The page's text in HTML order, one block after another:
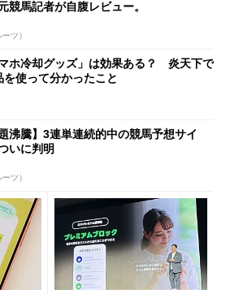
競馬記者が自腹レビュー。
ツ）
マホ冷却グッズ」は効果ある？ 炎天下で
を使って分かったこと
題沸騰】3連単連続的中の競馬予想サイ
いに判明
ツ）